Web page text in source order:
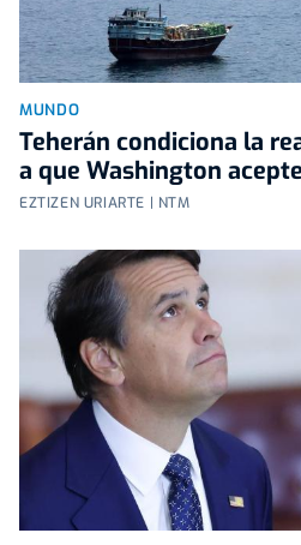
MUNDO
Teherán condiciona la
a que Washington
EZTIZEN URIARTE | NTM